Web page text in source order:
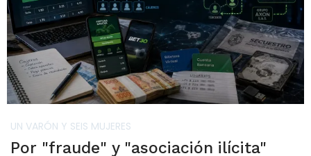
UN VARÓN Y SEIS MUJERES
Por "fraude" y "asociación ilícita"